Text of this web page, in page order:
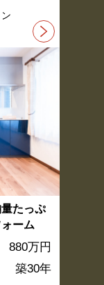
量たっぷ
ーム
880万円
築30年